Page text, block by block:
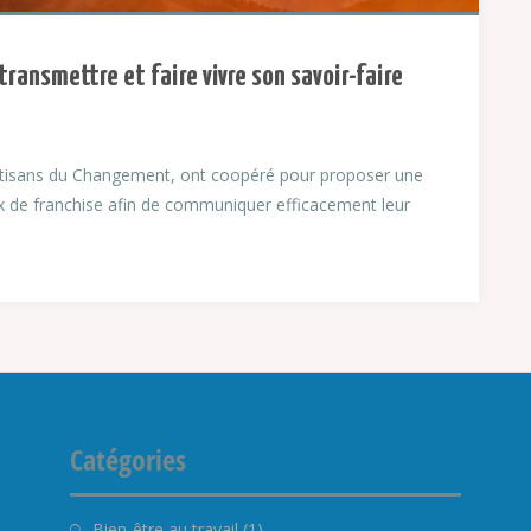
et faire vivre son savoir-faire
du Changement, ont coopéré pour proposer une
franchise afin de communiquer efficacement leur
Catégories